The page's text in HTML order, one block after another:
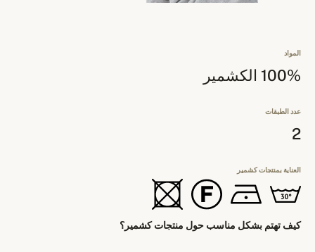
المواد
100% الكشمير
عدد الطبقات
2
العناية بمنتجات كشمير
كيف تهتم بشكل مناسب حول منتجات كشمير؟